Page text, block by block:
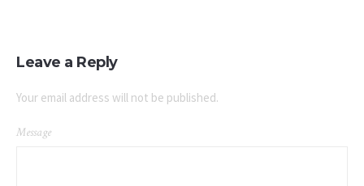
Leave a Reply
Your email address will not be published.
Message